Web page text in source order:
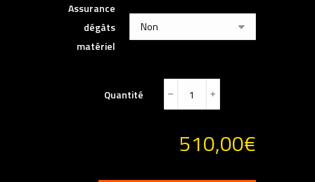
Assurance
dégâts
matériel
Quantité ﹣ ﹢
510,00€